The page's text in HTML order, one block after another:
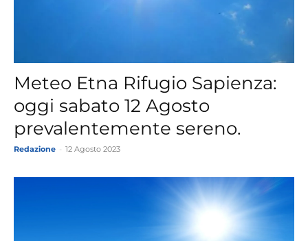
Meteo Etna Rifugio Sapienza:
oggi sabato 12 Agosto
prevalentemente sereno.
Redazione 12 Agosto 2023